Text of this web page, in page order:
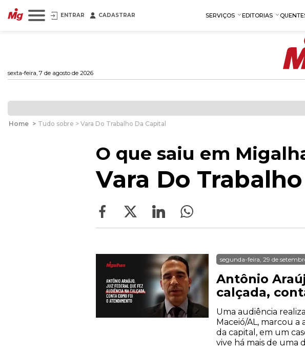
ENTRAR CADASTRAR SERVIÇOS EDITORIAS
sexta-feira, 7 de agosto de 2026
Home > Tudo sobre > Vara Do Trabalho Da Capital
O que saiu em
Vara Do
segunda-feira, 29 de
Antônio
calçada,
Uma audiência
Maceió/AL, marcou a
da capital, em um
vive há mais de uma